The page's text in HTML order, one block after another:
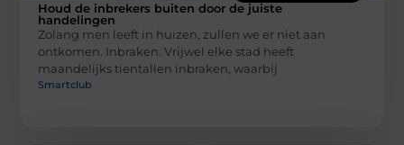
Houd de inbrekers buiten door de juiste
handelingen
Zolang men leeft in huizen, zullen we er niet aan
ontkomen. Inbraken. Vrijwel elke stad heeft
maandelijks tientallen inbraken, waarbij
Smartclub